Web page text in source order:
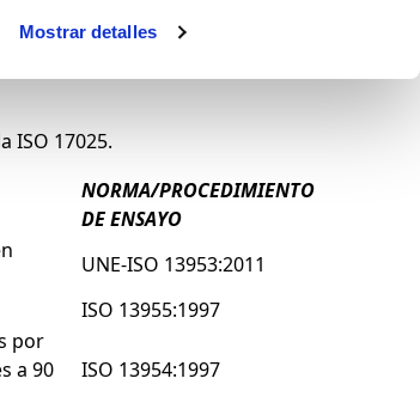
Mostrar detalles
ISO 17025.
NORMA/PROCEDIMIENTO
DE ENSAYO
UNE-ISO 13953:2011
ISO 13955:1997
por
a 90
ISO 13954:1997